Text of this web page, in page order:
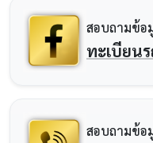
สอบถามข้อ
ทะเบียน
สอบถามข้อ